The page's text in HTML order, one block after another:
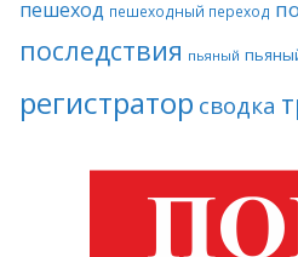
пешеход пешеходный переход
последствия пьяный
регистратор сводка